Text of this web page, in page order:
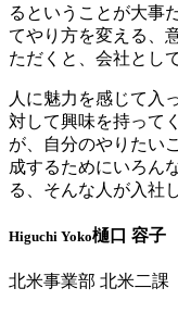
るということが大事
てやり方を変える、
ただくと、会社とし
人に魅力を感じて入
対して興味を持って
が、自分のやりたい
成するためにいろん
る、そんな人が入社
Higuchi Yoko樋口 容子
北米事業部 北米二課